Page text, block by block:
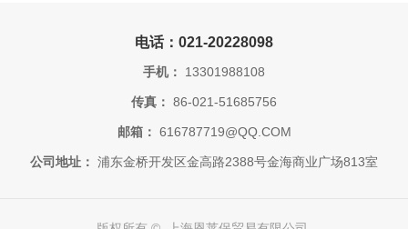
电话：021-20228098
手机： 13301988108
传真： 86-021-51685756
邮箱： 616787719@QQ.COM
公司地址： 浦东金桥开发区金高路2388号金海商业广场813室